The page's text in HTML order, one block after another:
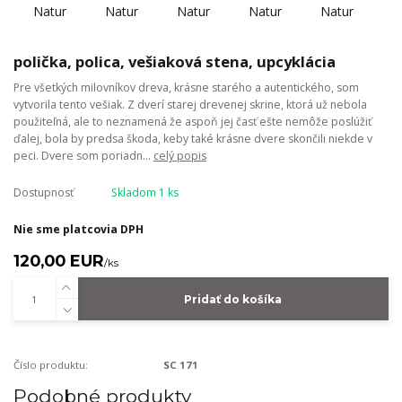
polička, polica, vešiaková stena, upcyklácia
Pre všetkých milovníkov dreva, krásne starého a autentického, som
vytvorila tento vešiak. Z dverí starej drevenej skrine, ktorá už nebola
použiteľná, ale to neznamená že aspoň jej časť ešte nemôže poslúžiť
ďalej, bola by predsa škoda, keby také krásne dvere skončili niekde v
peci. Dvere som poriadn... celý popis
Dostupnosť Skladom 1 ks
Nie sme platcovia DPH
120,00 EUR/ks
Pridať do košíka
Číslo produktu: SC 171
Podobné produkty